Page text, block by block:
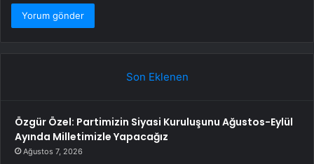
Son Eklenen
Özgür Özel: Partimizin Siyasi Kuruluşunu Ağustos-Eylül
Ayında Milletimizle Yapacağız
Ağustos 7, 2026